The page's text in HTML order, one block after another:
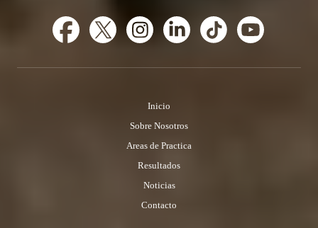
Inicio
Sobre Nosotros
Areas de Practica
Resultados
Noticias
Contacto